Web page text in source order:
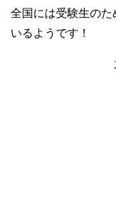
全国には受験生のた
いるようです！